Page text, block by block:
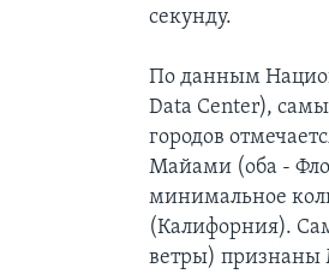
секунду.
По данным
Data Center),
городов
Майами (оба -
минимальное
(Калифорния).
ветры)